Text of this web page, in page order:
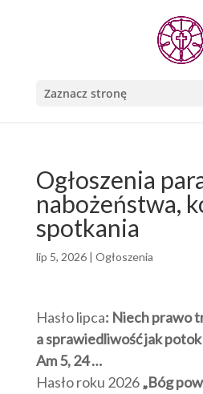
Zaznacz stronę
Ogłoszenia
nabożeństwa,
spotkania
lip 5, 2026| Ogłoszenia
Hasło lipca: Niech prawo
a sprawiedliwość jak
Am 5, 24…
Hasło roku 2026„Bóg